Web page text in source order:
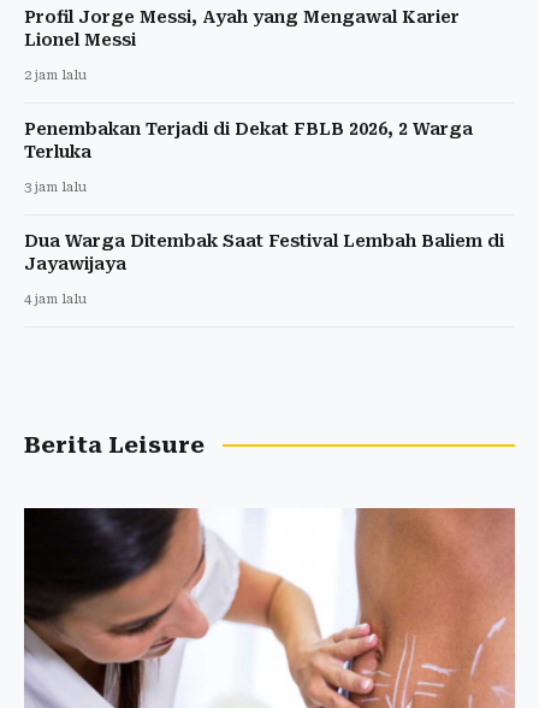
Profil Jorge Messi, Ayah yang Mengawal Karier
Lionel Messi
2 jam lalu
Penembakan Terjadi di Dekat FBLB 2026, 2 Warga
Terluka
3 jam lalu
Dua Warga Ditembak Saat Festival Lembah Baliem di
Jayawijaya
4 jam lalu
Berita Leisure